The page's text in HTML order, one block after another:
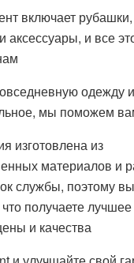
включает
аксессуары, и все
одежду
мы поможем
изготовлена из
материалов и
службы, поэтому
получаете лучшее
и качества